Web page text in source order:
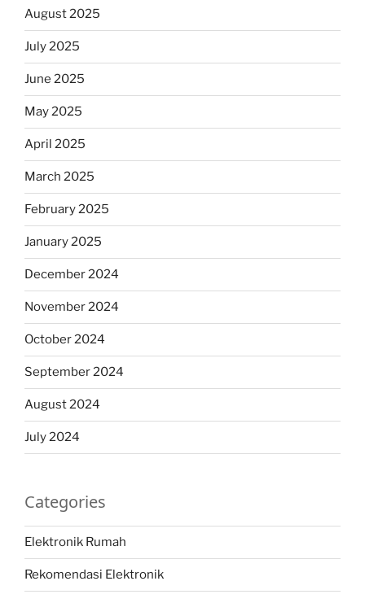
August 2025
July 2025
June 2025
May 2025
April 2025
March 2025
February 2025
January 2025
December 2024
November 2024
October 2024
September 2024
August 2024
July 2024
Categories
Elektronik Rumah
Rekomendasi Elektronik